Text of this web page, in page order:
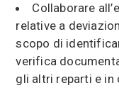
Collaborare
relative a
scopo di
verifica
gli altri reparti e in